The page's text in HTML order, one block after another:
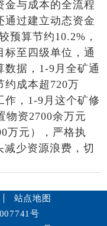
金与成本的全流程
通过建立动态资金
预算节约10.2%，
标至四级单位，通
据，1-9月全矿通
约成本超720万
作，1-9月这个矿修
物资2700余万元
万元），严格执
少资源浪费，切
站点地图
号